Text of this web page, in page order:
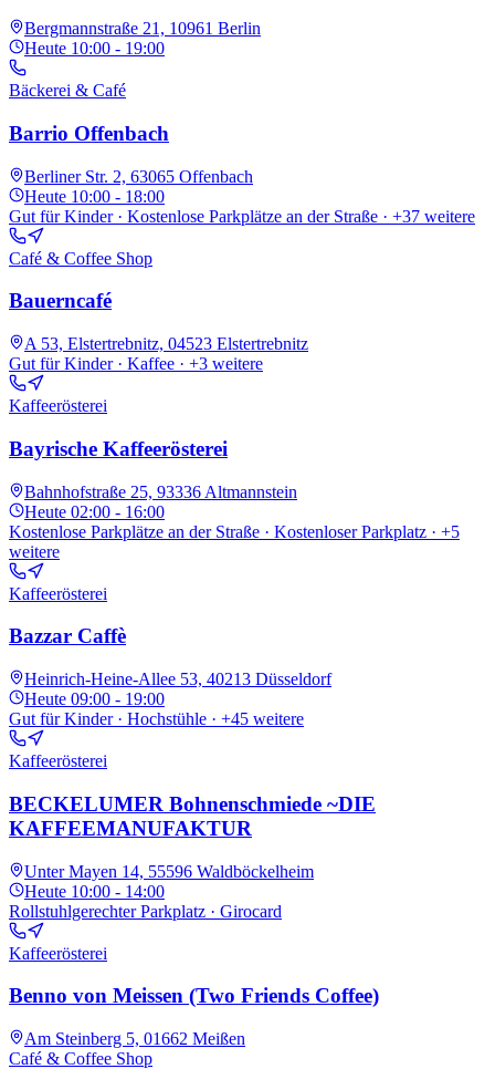
Bergmannstraße 21, 10961 Berlin
Heute 10:00 - 19:00
Bäckerei & Café
Barrio Offenbach
Berliner Str. 2, 63065 Offenbach
Heute 10:00 - 18:00
Gut für Kinder · Kostenlose Parkplätze an der Straße · +37 weitere
Café & Coffee Shop
Bauerncafé
A 53, Elstertrebnitz, 04523 Elstertrebnitz
Gut für Kinder · Kaffee · +3 weitere
Kaffeerösterei
Bayrische Kaffeerösterei
Bahnhofstraße 25, 93336 Altmannstein
Heute 02:00 - 16:00
Kostenlose Parkplätze an der Straße · Kostenloser Parkplatz · +5
weitere
Kaffeerösterei
Bazzar Caffè
Heinrich-Heine-Allee 53, 40213 Düsseldorf
Heute 09:00 - 19:00
Gut für Kinder · Hochstühle · +45 weitere
Kaffeerösterei
BECKELUMER Bohnenschmiede ~DIE
KAFFEEMANUFAKTUR
Unter Mayen 14, 55596 Waldböckelheim
Heute 10:00 - 14:00
Rollstuhlgerechter Parkplatz · Girocard
Kaffeerösterei
Benno von Meissen (Two Friends Coffee)
Am Steinberg 5, 01662 Meißen
Café & Coffee Shop